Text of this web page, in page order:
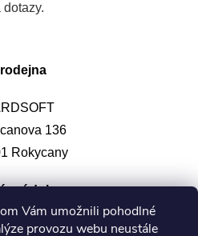
Vám umožnili pohodlné
provozu webu neustále
dotazy.
136
Rokycany
doba: